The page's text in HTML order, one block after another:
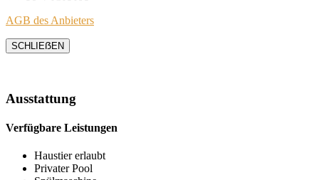
AGB des Anbieters
SCHLIEẞEN
Ausstattung
Verfügbare Leistungen
Haustier erlaubt
Privater Pool